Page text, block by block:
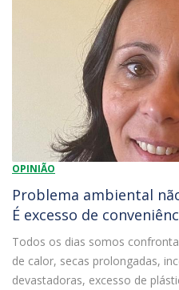
OPINIÃO
Problema ambiental
É excesso de
Todos os dias somos
de calor, secas prolongadas,
devastadoras, excesso de